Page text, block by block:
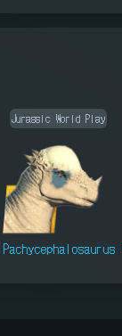
Jurassic World Play
Pachycephalosaurus